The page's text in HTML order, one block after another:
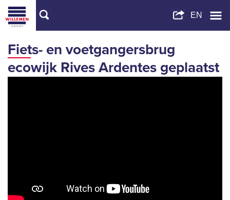
Fiets- en voetgangersbrug
ecowijk Rives Ardentes geplaatst